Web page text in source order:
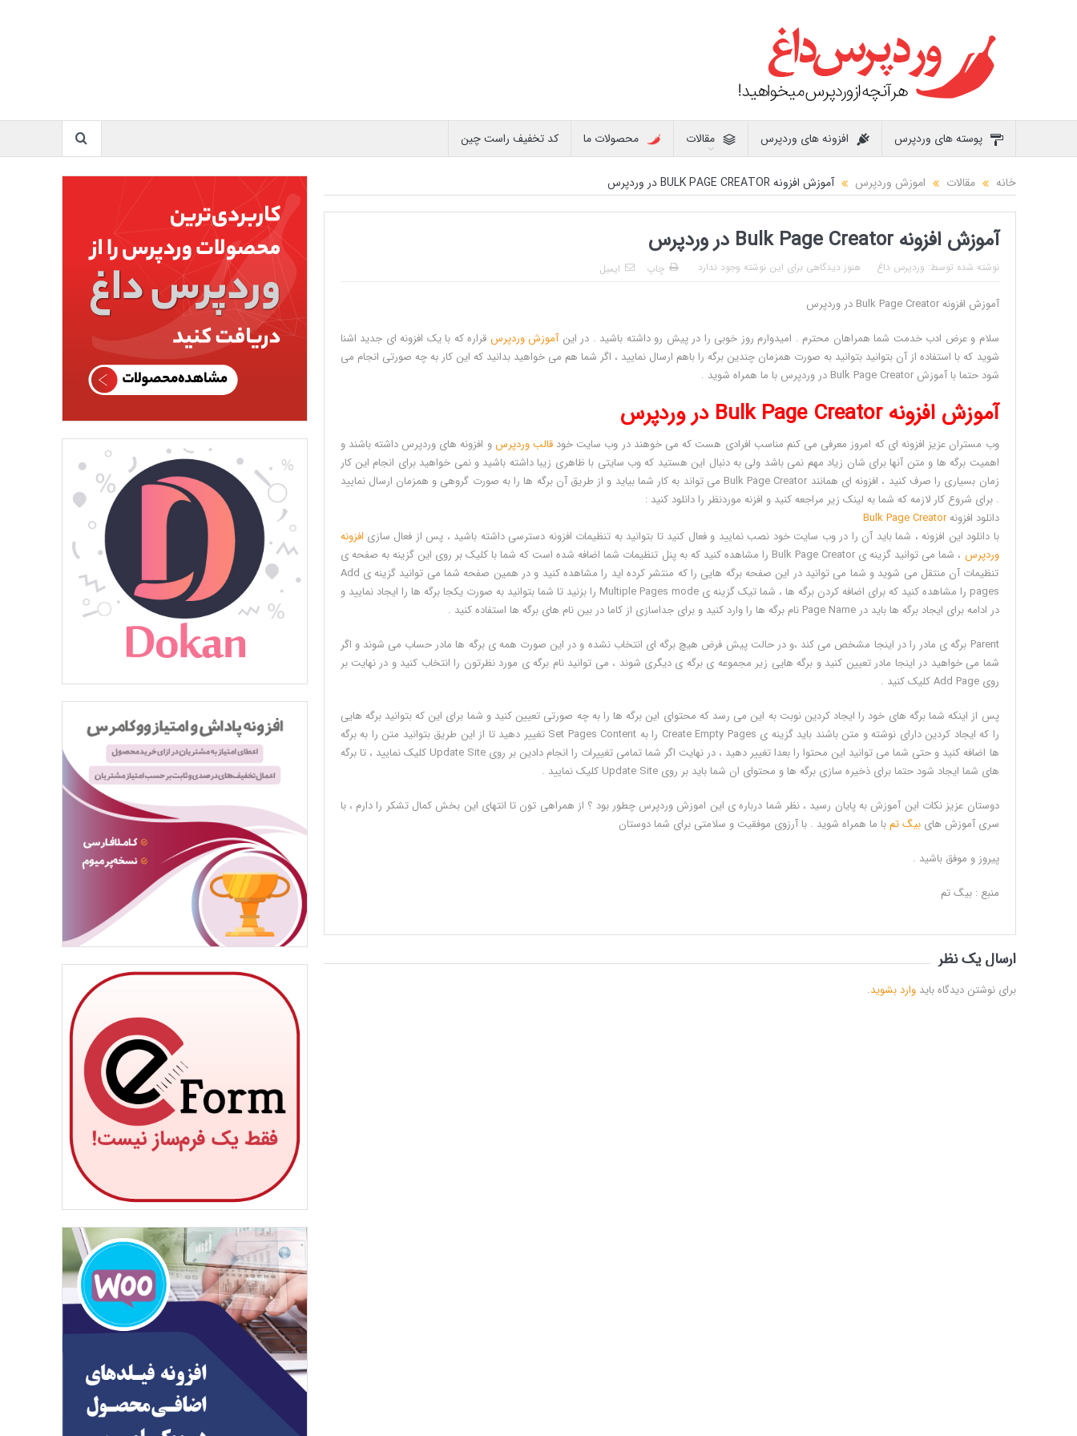
پوسته های وردپرس افزونه های وردپرس مقالات محصولات ما کد تخفیف راست چین
خانه مقالات اموزش وردپرس آموزش افزونه BULK PAGE CREATOR در وردپرس
آموزش افزونه Bulk Page Creator در وردپرس
نوشته شده توسط: وردپرس داغ هنوز دیدگاهی برای این نوشته وجود ندارد چاپ ایمیل
آموزش افزونه Bulk Page Creator در وردپرس
آموزش
افزونه
Bulk
Creator
وردپرسReviewed
by
محمد
رضا
ملکی
on
Sep
26Rating:
5.0
سلام و عرض ادب خدمت شما همراهان محترم . امیدوارم روز خوبی را در پیش رو داشته باشید . در اینآموزش وردپرس قراره که با یک افزونه ای جدید اشنا
شوید که با استفاده از آن بتوانید بتوانید به صورت همزمان چندین برگه را باهم ارسال نمایید ، اگر شما هم می خواهید بدانید که این کار به چه صورتی انجام می
شود حتما با آموزش Bulk Page Creator در وردپرس با ما همراه شوید .
آموزش افزونه Bulk Page Creator در وردپرس
وب مستران عزیز افزونه ای که امروز معرفی می کنم مناسب افرادی هست که می خوهند در وب سایت خودقالب وردپرسو افزونه های وردپرس داشته باشند و
اهمیت برگه ها و متن آنها برای شان زیاد مهم نمی باشد ولی به دنبال این هستید که وب سایتی با ظاهری زیبا داشته باشید و نمی خواهید برای انجام این کار
زمان بسیاری را صرف کنید ، افزونه ای همانند Bulk Page Creator می تواند به کار شما بیاید و از طریق آن برگه ها را به صورت گروهی و همزمان ارسال نمایید
. برای شروع کار لازمه که شما به لینک زیر مراجعه کنید و افزنه موردنظر را دانلود کنید :
دانلود افزونهBulk Page Creator
با دانلود این افزونه ، شما باید آن را در وب سایت خود نصب نمایید و فعال کنید تا بتوانید به تنظیمات افزونه دسترسی داشته باشید ، پس از فعال سازی افزونه
وردپرس
، شما می توانید گزینه ی Bulk Page Creator را مشاهده کنید که به پنل تنظیمات شما اضافه شده است که شما با کلیک بر روی این گزینه به صفحه ی
تنظیمات آن منتقل می شوید و شما می توانید در این صفحه برگه هایی را که منتشر کرده اید را مشاهده کنید و در همین صفحه شما می توانید گزینه ی Add
pages را مشاهده کنید که برای اضافه کردن برگه ها ، شما تیک گزینه ی Multiple Pages mode را بزنید تا شما بتوانید به صورت یکجا برگه ها را ایجاد نمایید و
در ادامه برای ایجاد برگه ها باید در Page Name نام برگه ها را وارد کنید و برای جداسازی از کاما در بین نام های برگه ها استفاده کنید .
Parent برگه ی مادر را در اینجا مشخص می کند ،و در حالت پیش فرض هیچ برگه ای انتخاب نشده و در این صورت همه ی برگه ها مادر حساب می شوند و اگر
شما می خواهید در اینجا مادر تعیین کنید و برگه هایی زیر مجموعه ی برگه ی دیگری شوند ، می توانید نام برگه ی مورد نظرتون را انتخاب کنید و در نهایت بر
روی Add Page کلیک کنید .
پس از اینکه شما برگه های خود را ایجاد کردین نوبت به این می رسد که محتوای این برگه ها را به چه صورتی تعیین کنید و شما برای این که بتوانید برگه هایی
را که ایجاد کردین دارای نوشته و متن باشند باید گزینه ی Create Empty Pages را به Set Pages Content تغییر دهید تا از این طریق بتوانید متن را به برگه
ها اضافه کنید و حتی شما می توانید این محتوا را بعدا تغییر دهید ، در نهایت اگر شما تمامی تغییرات را انجام دادین بر روی Update Site کلیک نمایید ، تا برگه
های شما ایجاد شود حتما برای ذخیره سازی برگه ها و محتوای ان شما باید بر روی Update Site کلیک نمایید .
دوستان عزیز نکات این آموزش به پایان رسید ، نظر شما درباره ی این اموزش وردپرس چطور بود ؟ از همراهی تون تا انتهای این بخش کمال تشکر را دارم ، با
سری آموزش هایبیگ تمبا ما همراه شوید . با آرزوی موفقیت و سلامتی برای شما دوستان
پیروز و موفق باشید .
منبع : بیگ تم
ارسال یک نظر
برای نوشتن دیدگاه بایدوارد بشوید.